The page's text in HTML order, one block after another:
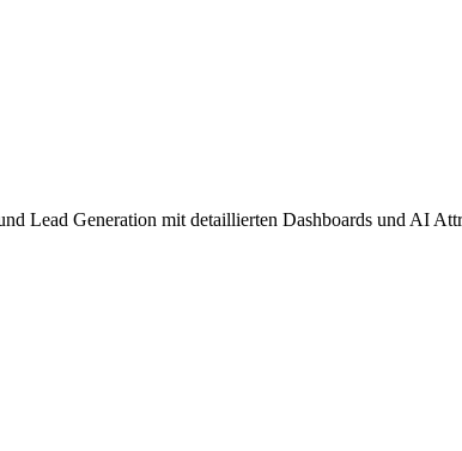
Lead Generation mit detaillierten Dashboards und AI